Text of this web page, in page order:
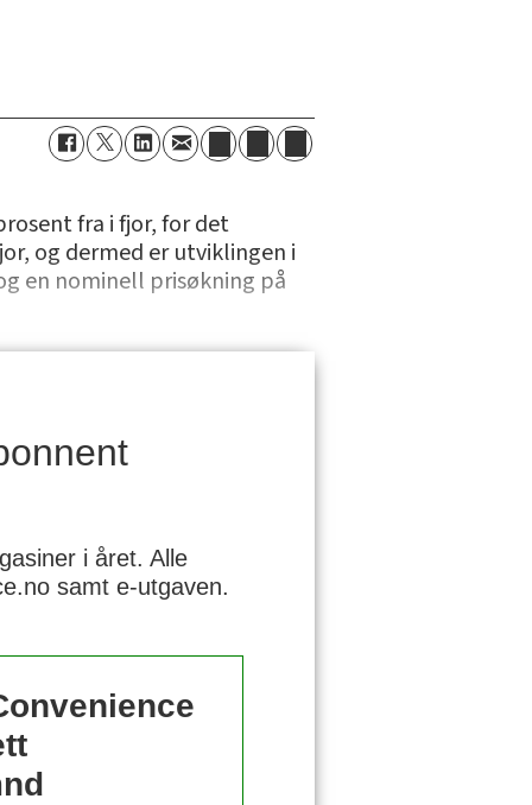
fra i fjor, for det
og dermed er utviklingen i
en nominell prisøkning på
i året. Alle
samt e-utgaven.